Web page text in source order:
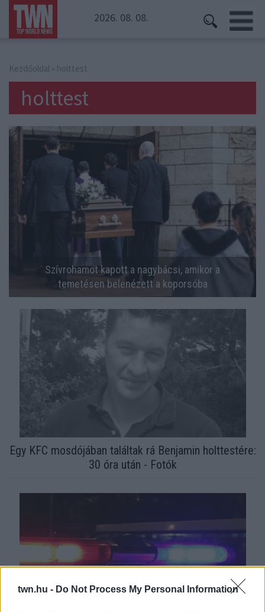
twn.hu - Do Not Process My Personal Information
2026. 08. 08.
Kezdőoldal » holttest
holttest
Szívrohamot kapott a nagybácsi, amikor a
temetésen belenézett a koporsóba
Egy KFC mosdójában találtak rá Benjamin holttestére:
30 óra után - Fotók